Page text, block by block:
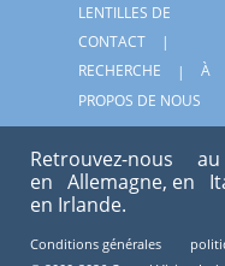
LENTILLES DE
CONTACT
RECHERCHE
À
PROPOS DE NOUS
Retrouvez-nous au
en Allemagne, en
en Irlande.
Conditions générales